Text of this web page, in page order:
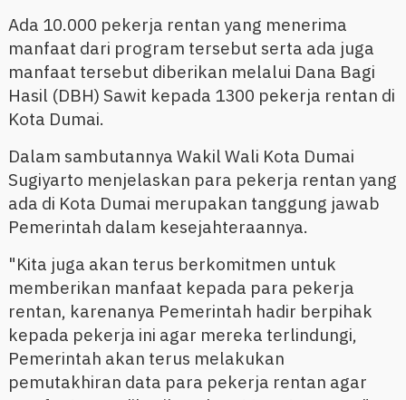
Ada 10.000 pekerja rentan yang menerima
manfaat dari program tersebut serta ada juga
manfaat tersebut diberikan melalui Dana Bagi
Hasil (DBH) Sawit kepada 1300 pekerja rentan di
Kota Dumai.
Dalam sambutannya Wakil Wali Kota Dumai
Sugiyarto menjelaskan para pekerja rentan yang
ada di Kota Dumai merupakan tanggung jawab
Pemerintah dalam kesejahteraannya.
"Kita juga akan terus berkomitmen untuk
memberikan manfaat kepada para pekerja
rentan, karenanya Pemerintah hadir berpihak
kepada pekerja ini agar mereka terlindungi,
Pemerintah akan terus melakukan
pemutakhiran data para pekerja rentan agar